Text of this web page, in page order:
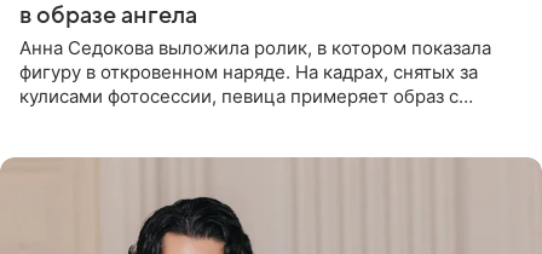
в образе ангела
Анна Седокова выложила ролик, в котором показала
фигуру в откровенном наряде. На кадрах, снятых за
кулисами фотосессии, певица примеряет образ с